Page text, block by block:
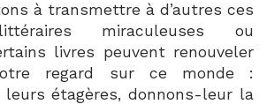
à transmettre à d’autres ces
miraculeuses ou
livres peuvent renouveler
regard sur ce monde :
étagères, donnons-leur la